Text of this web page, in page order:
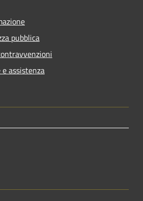
pubblica
assistenza